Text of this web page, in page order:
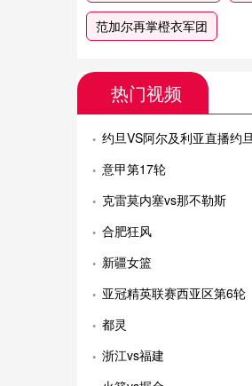
范加尔再掌橙衣军团
热门视频
约旦VS阿尔及利亚直播约
意甲第17轮
克雷莫内塞vs那不勒斯
合肥狂风
新疆女篮
亚冠精英联赛西亚区第6轮
都灵
浙江vs福建